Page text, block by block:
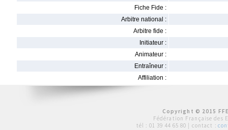
Fiche Fide :
Arbitre national :
Arbitre fide :
Initiateur :
Animateur :
Entraîneur :
Affiliation :
Copyright © 2015
Fédération Française des
tél : 01 39 44 65 80 | contact :